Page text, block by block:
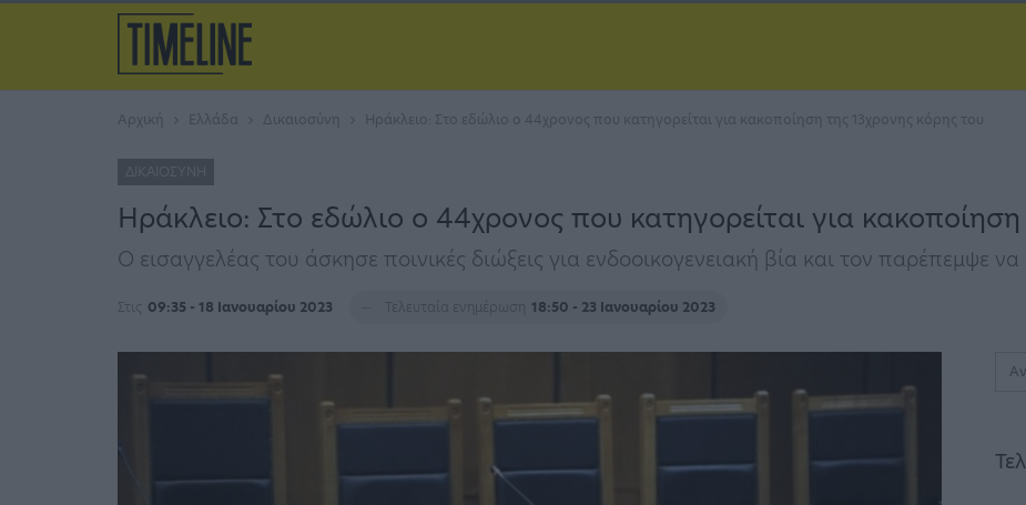
Αρχική Ελλάδα Δικαιοσύνη Ηράκλειο: Στο εδώλιο ο 44χρονος που κατηγορείται για κακοποίηση της 13χρονης κόρης του
ΔΙΚΑΙΟΣΎΝΗ
Ηράκλειο: Στο εδώλιο ο 44χρονος που κατηγορείται για
Ο εισαγγελέας του άσκησε ποινικές διώξεις για ενδοοικογενειακή βία και τον παρέπεμψε
Στις 09:35 - 18 Ιανουαρίου 2023 Τελευταία ενημέρωση 18:50 - 23 Ιανουαρίου 2023